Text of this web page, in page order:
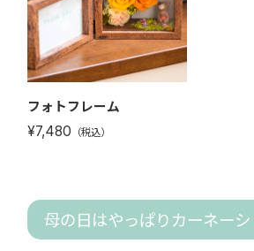
フォトフレーム
¥7,480 （税込）
母の日はやっぱりカーネーシ